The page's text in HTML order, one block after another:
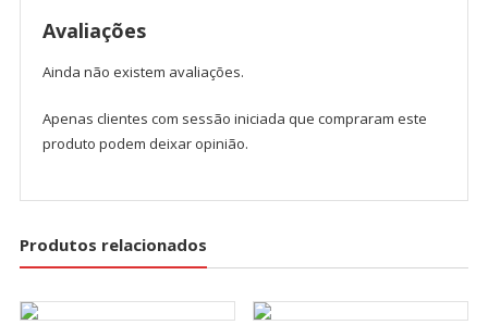
Avaliações
Ainda não existem avaliações.
Apenas clientes com sessão iniciada que compraram este
produto podem deixar opinião.
Produtos relacionados